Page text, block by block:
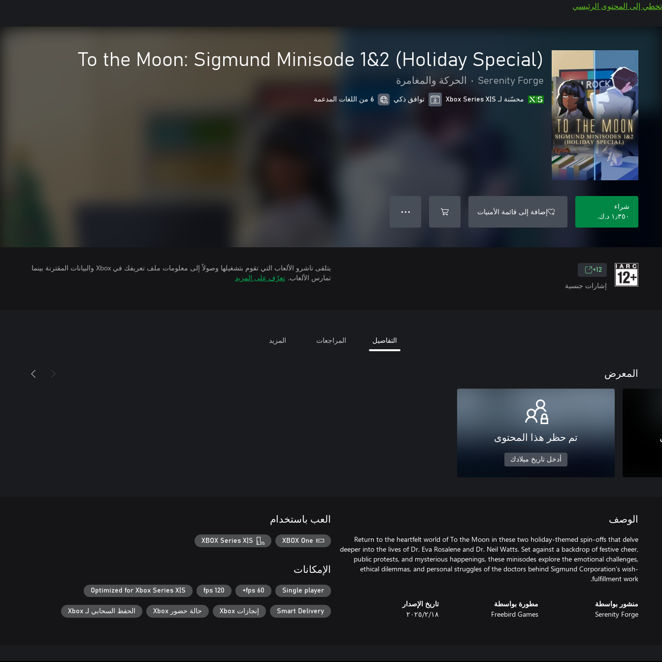
تخطي إلى المحتوى الرئيسي
To the Moon: Sigmund Minisode 1&2 (Holiday Special)
Serenity Forge
• الحركة والمغامرة
محسّنة لـ Xbox Series X|S توافق ذكي 6 من اللغات المدعمة
شراء
١٫٣٥٠ د.ك.‏
إضافة إلى قائمة الأمنيات ● ● ●
12+
إشارات جنسية
يتلقى ناشرو الألعاب التي تقوم بتشغيلها وصولاً إلى معلومات ملف تعريفك في Xbox والبيانات المقترنة بينما
تمارس الألعاب. تعرّف على المزيد
التفاصيل المراجعات المزيد
المعرض
تم حظر هذا المحتوى
أدخل تاريخ ميلادك
الوصف
Return to the heartfelt world of To the Moon in these two holiday-themed spin-offs that delve
deeper into the lives of Dr. Eva Rosalene and Dr. Neil Watts. Set against a backdrop of festive cheer,
public protests, and mysterious happenings, these minisodes explore the emotional challenges,
ethical dilemmas, and personal struggles of the doctors behind Sigmund Corporation’s wish-
fulfillment work.
منشور بواسطة
Serenity Forge
مطورة بواسطة
Freebird Games
تاريخ الإصدار
١٨‏/٢‏/٢٠٢٥
العب باستخدام
XBOX One
XBOX Series X|S
الإمكانات
Single player
60 fps+
120 fps
Optimized for Xbox Series X|S
Smart Delivery إنجازات Xbox حالة حضور Xbox الحفظ السحابي لـ Xbox